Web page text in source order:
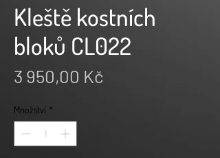
Kleště kostních
bloků CL022
3 950,00 Kč
Množství *